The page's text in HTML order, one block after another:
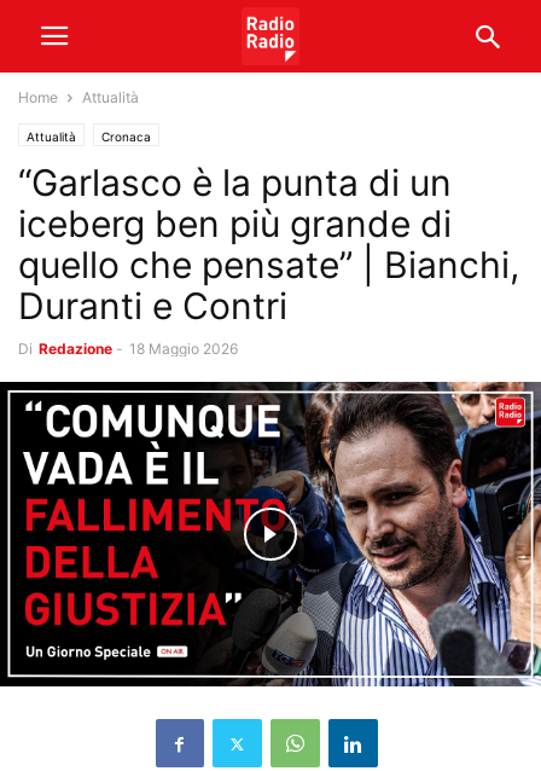
Home Attualità
Attualità Cronaca
“Garlasco è la punta di un
iceberg ben più grande di
quello che pensate” | Bianchi,
Duranti e Contri
Di Redazione - 18 Maggio 2026